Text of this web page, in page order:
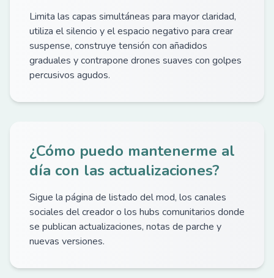
Limita las capas simultáneas para mayor claridad,
utiliza el silencio y el espacio negativo para crear
suspense, construye tensión con añadidos
graduales y contrapone drones suaves con golpes
percusivos agudos.
¿Cómo puedo mantenerme al
día con las actualizaciones?
Sigue la página de listado del mod, los canales
sociales del creador o los hubs comunitarios donde
se publican actualizaciones, notas de parche y
nuevas versiones.